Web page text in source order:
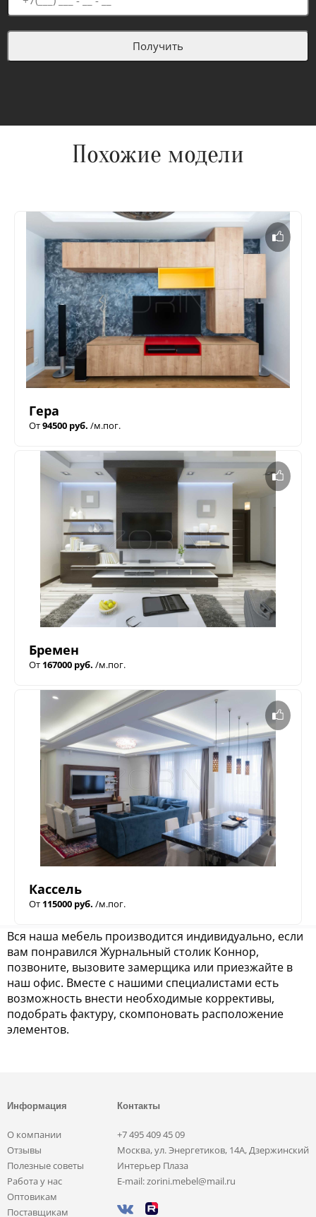
Похожие модели
Гера
От94500 руб. /м.пог.
Бремен
От 167000 руб. /м.пог.
Кассель
От 115000 руб. /м.пог.
Вся наша мебель производится индивидуально, если
вам понравился Журнальный столик Коннор,
позвоните, вызовите замерщика или приезжайте в
наш офис. Вместе с нашими специалистами есть
возможность внести необходимые коррективы,
подобрать фактуру, скомпоновать расположение
элементов.
Информация
О компании
Отзывы
Полезные советы
Работа у нас
Оптовикам
Поставщикам
Контакты
+7 495 409 45 09
Москва, ул. Энергетиков, 14А, Дзержинский
Интерьер Плаза
E-mail: zorini.mebel@mail.ru